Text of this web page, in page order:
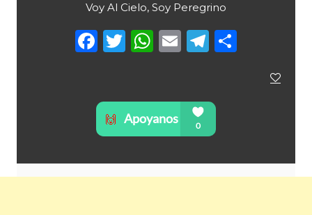
Voy Al Cielo, Soy Peregrino
Facebook
Twitter
WhatsApp
Email